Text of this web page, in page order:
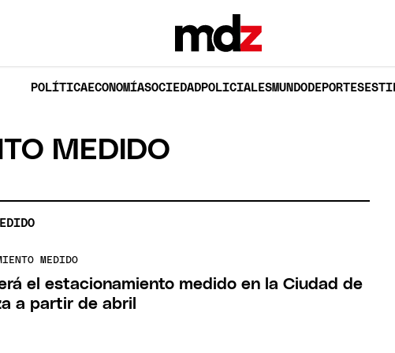
POLÍTICAECONOMÍASOCIEDADPOLICIALESMUNDODEPORTES
MEDIDO
MEDIDO
el estacionamiento medido en la Ciudad de
a partir de abril